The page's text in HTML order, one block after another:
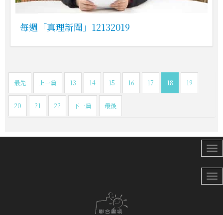
每週「真理新聞」12132019
最先 上一篇 13 14 15 16 17 18 19
20 21 22 下一篇 最後